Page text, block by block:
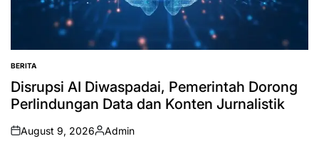
POSTED
IN
BERITA
Disrupsi AI Diwaspadai, Pemerintah Dorong
Perlindungan Data dan Konten Jurnalistik
on
August 9, 2026
Posted
Admin